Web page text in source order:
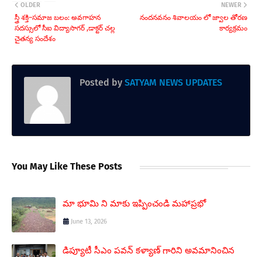
NEWER
నందనవనం శివాలయం లో జ్వాల తోరణ
కార్యక్రమం
OLDER
స్త్రీ శక్తి–సమాజ బలం: అవగాహన
సదస్సులో సీఐ విద్యాసాగర్ ,డాక్టర్ చల్ల
చైతన్య సందేశం
Posted by SATYAM NEWS UPDATES
You May Like These Posts
మా భూమి ని మాకు ఇప్పించండి మహాప్రభో
June 13, 2026
డిప్యూటీ సీఎం పవన్ కళ్యాణ్ గారిని అవమానించిన